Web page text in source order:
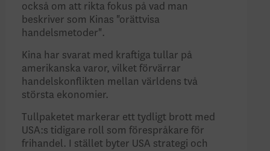
också om att rikta fokus på vad man
beskriver som Kinas "orättvisa
handelsmetoder".
Kina har svarat med kraftiga tullar på
amerikanska varor, vilket förvärrar
handelskonflikten mellan världens två
största ekonomier.
Tullpaketet markerar ett tydligt brott med
USA:s tidigare roll som förespråkare för
frihandel. I stället byter USA strategi och